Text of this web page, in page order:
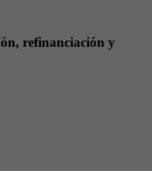
refinanciación y